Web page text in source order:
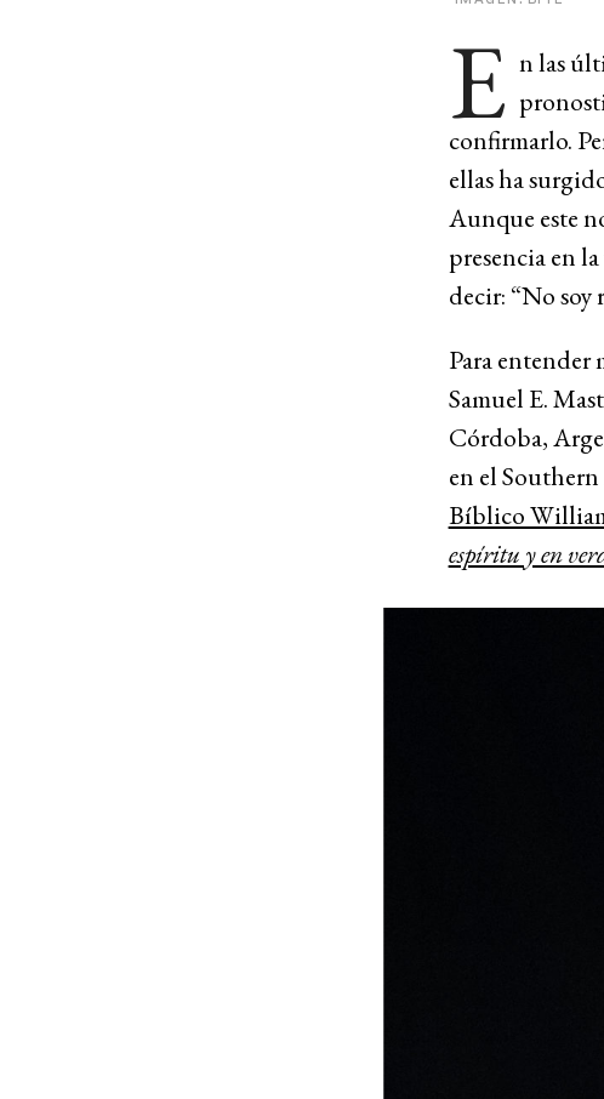
E n las
confirmarlo.
ellas ha
Aunque este
presencia en
decir: “No soy
Para entender
Samuel E.
Córdoba,
en el
Bíblico
espíritu y en